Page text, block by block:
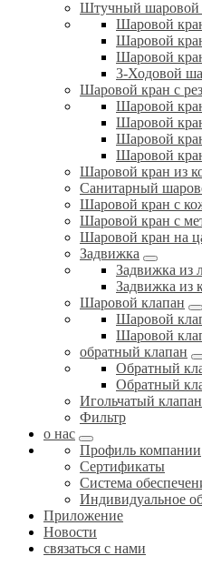
Штучный шаровой
Шаровой
Шаровой
Шаровой
3-Ходовой
Шаровой кран с
Шаровой
Шаровой
Шаровой
Шаровой
Шаровой кран из
Санитарный
Шаровой кран с
Шаровой кран с
Шаровой кран на
Задвижка
Задвижка из
Задвижка из
Шаровой клапан
Шаровой
Шаровой
обратный клапан
Обратный
Обратный
Игольчатый клапан
Фильтр
о нас
Профиль компании
Сертификаты
Система
Индивидуальное
Приложение
Новости
связаться с нами